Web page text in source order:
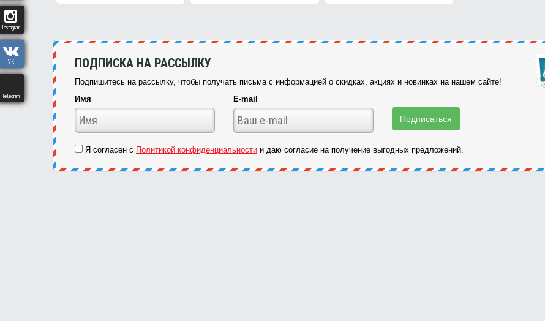
Instagram
VK
Telegram
ПОДПИСКА НА РАССЫЛКУ
Подпишитесь на рассылку, чтобы получать письма с информацией о скидках, акциях и новинках на нашем сайте!
Имя
E-mail
Я согласен с Политикой конфиденциальности и даю согласие на получение выгодных предложений.